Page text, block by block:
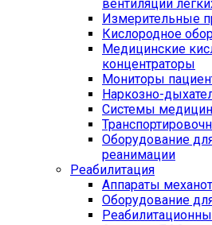
вентиляции
Измерительные
Кислородное
Медицинские
концентраторы
Мониторы
Наркозно-
Системы
Оборудование
реанимации
Реабилитация
Аппараты
Оборудование